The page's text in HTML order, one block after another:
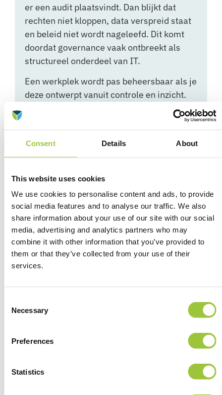
Consent Details About
This website uses cookies
We use cookies to personalise content and ads, to provide
social media features and to analyse our traffic. We also
share information about your use of our site with our social
media, advertising and analytics partners who may
combine it with other information that you’ve provided to
them or that they’ve collected from your use of their
services.
Selection
Necessary
Preferences
Statistics
er een audit plaatsvindt. Dan blijkt dat
rechten niet kloppen, data verspreid staat
en beleid niet wordt nageleefd. Dit komt
doordat governance vaak ontbreekt als
structureel onderdeel van IT.
Een werkplek wordt pas beheersbaar als je
deze ontwerpt vanuit controle en inzicht.
Dat betekent dat je vooraf bepaalt hoe data
reactieve activiteit in plaats van een
beheersbaar proces.
Hoe richt je compliance
en governance goed in?
Een AVG-proof werkplek begint bij structuur. Je
moet vastleggen hoe data wordt verwerkt, waar
deze wordt opgeslagen en wie toegang heeft.
Daarna richt je toegangsbeheer in op basis van
wat nodig is voor hun functie. Dit voorkomt dat
het risico op fouten of misbruik.